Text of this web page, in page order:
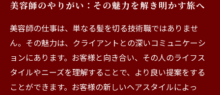
美容師という職業の魅力を再発見しよう
美容師のやりがい：その魅力を解き明かす旅へ
美容師の仕事は、単なる髪を切る技術職ではありませ
ん。その魅力は、クライアントとの深いコミュニケーシ
ョンにあります。お客様と向き合い、その人のライフス
タイルやニーズを理解することで、より良い提案をする
ことができます。お客様の新しいヘアスタイルによっ